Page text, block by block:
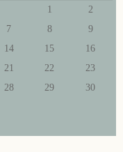
1
2
7 8
9
14 15
16
21 22
23
28 29
30